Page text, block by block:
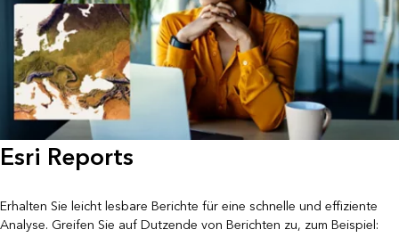
Esri Reports
Erhalten Sie leicht lesbare Berichte für eine schnelle und effiziente
Analyse. Greifen Sie auf Dutzende von Berichten zu, zum Beispiel: